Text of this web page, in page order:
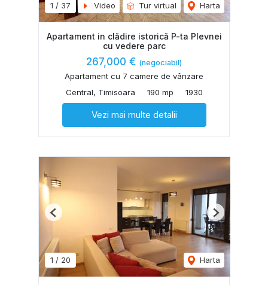
1 / 37 Video Tur virtual Harta
Apartament in clădire istorică P-ta Plevnei
cu vedere parc
267,000 € (negociabil)
Apartament cu 7 camere de vânzare
Central, Timisoara
190 mp 1930
Vezi mai multe detalii
1 / 20 Harta
Previous Next